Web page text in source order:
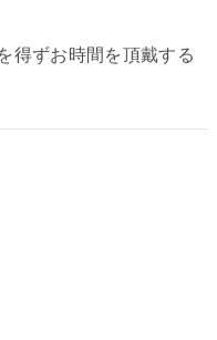
得ずお時間を頂戴する